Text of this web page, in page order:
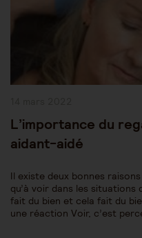
L’importance du
aidant-aidé
Il existe deux bonnes
qu’à voir dans les
fait du bien et cela fait du
une réaction Voir, c’est